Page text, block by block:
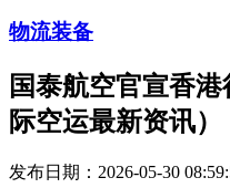
物流装备
国泰航空官宣香
际空运最新资讯）
发布日期：2026-05-30